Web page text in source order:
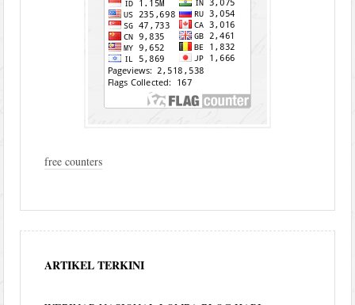
free counters
ARTIKEL TERKINI